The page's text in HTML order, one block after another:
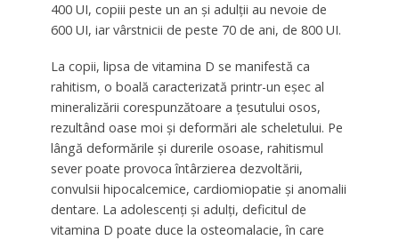
400 UI, copiii peste un an și adulții au nevoie de
600 UI, iar vârstnicii de peste 70 de ani, de 800 UI.
La copii, lipsa de vitamina D se manifestă ca
rahitism, o boală caracterizată printr-un eșec al
mineralizării corespunzătoare a țesutului osos,
rezultând oase moi și deformări ale scheletului. Pe
lângă deformările și durerile osoase, rahitismul
sever poate provoca întârzierea dezvoltării,
convulsii hipocalcemice, cardiomiopatie și anomalii
dentare. La adolescenți și adulți, deficitul de
vitamina D poate duce la osteomalacie, în care